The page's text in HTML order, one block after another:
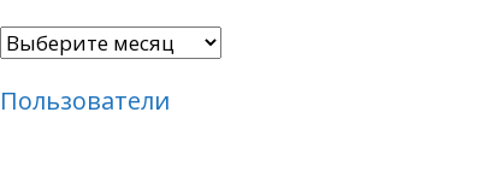
Архивы
Пользователи